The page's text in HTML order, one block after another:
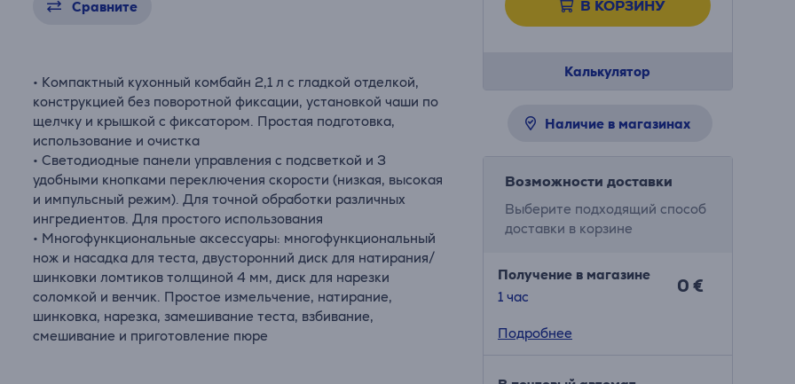
Сравните
• Компактный кухонный комбайн 2,1 л с гладкой отделкой,
конструкцией без поворотной фиксации, установкой чаши по
щелчку и крышкой с фиксатором. Простая подготовка,
использование и очистка
• Светодиодные панели управления с подсветкой и 3
удобными кнопками переключения скорости (низкая, высокая
и импульсный режим). Для точной обработки различных
ингредиентов. Для простого использования
• Многофункциональные аксессуары: многофункциональный
нож и насадка для теста, двусторонний диск для натирания/
шинковки ломтиков толщиной 4 мм, диск для нарезки
соломкой и венчик. Простое измельчение, натирание,
шинковка, нарезка, замешивание теста, взбивание,
смешивание и приготовление пюре
В КОРЗИНУ
Калькулятор
Наличие в магазинах
Возможности доставки
Выберите подходящий способ
доставки в корзине
Получение в магазине
1 час
0 €
Подробнее